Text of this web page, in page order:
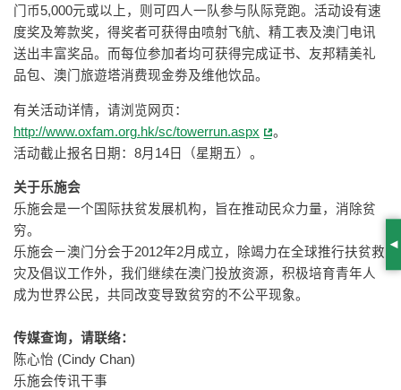
门币5,000元或以上，则可四人一队参与队际竞跑。活动设有速
度奖及筹款奖，得奖者可获得由喷射飞航、精工表及澳门电讯
送出丰富奖品。而每位参加者均可获得完成证书、友邦精美礼
品包、澳门旅遊塔消费现金劵及维他饮品。
有关活动详情，请浏览网页：
http://www.oxfam.org.hk/sc/towerrun.aspx
。
活动截止报名日期：8月14日（星期五）。
关于乐施会
乐施会是一个国际扶贫发展机构，旨在推动民众力量，消除贫
穷。
乐施会－澳门分会于2012年2月成立，除竭力在全球推行扶贫救
灾及倡议工作外，我们继续在澳门投放资源，积极培育青年人
成为世界公民，共同改变导致贫穷的不公平现象。
传媒查询，请联络：
陈心怡 (Cindy Chan)
乐施会传讯干事